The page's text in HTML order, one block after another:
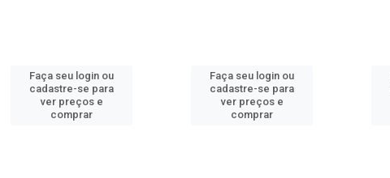
Faça seu login ou
cadastre-se para
ver preços e
comprar
Faça seu login ou
cadastre-se para
ver preços e
comprar